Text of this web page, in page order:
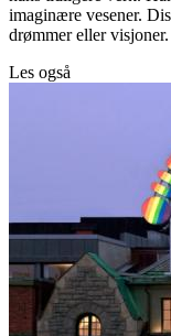
imaginære vesener.
drømmer eller visjoner.
Les også